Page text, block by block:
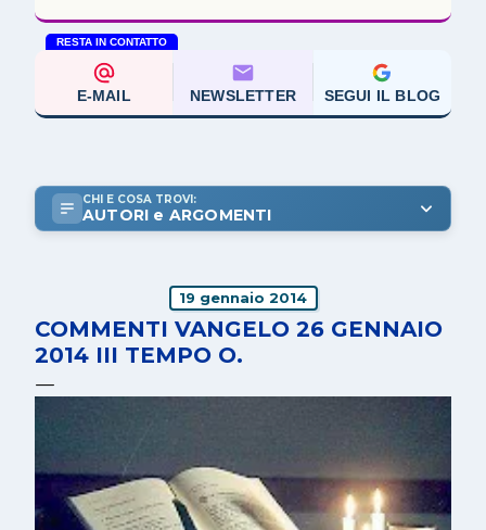
RESTA IN CONTATTO
E-MAIL NEWSLETTER SEGUI IL BLOG
CHI E COSA TROVI:
AUTORI e ARGOMENTI
19 gennaio 2014
COMMENTI VANGELO 26 GENNAIO
2014 III TEMPO O.